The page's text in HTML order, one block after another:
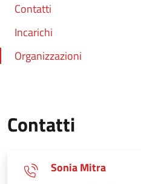
Contatti
Incarichi
Organizzazioni
Contatti
Sonia Mitra